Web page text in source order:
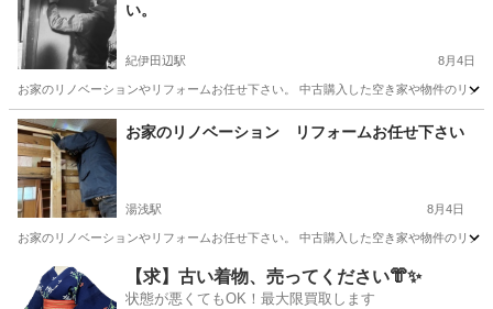
い。
紀伊田辺駅 8月4日
お家のリノベーションやリフォームお任せ下さい。 中古購入した空き家や物件のリ
和歌山 田辺市 紀伊田辺駅 リフォーム
お家のリノベーション リフォームお任せ下さい
湯浅駅 8月4日
お家のリノベーションやリフォームお任せ下さい。 中古購入した空き家や物件のリ
和歌山 湯浅駅 リフォーム 物件
【求】古い着物、売ってください👘✨
状態が悪くてもOK！最大限買取します